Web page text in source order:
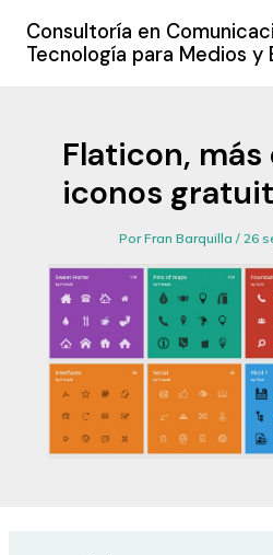
contenido
Consultoría en
Tecnología para Medios y
Flaticon,
iconos
PorFran Barquilla / 26